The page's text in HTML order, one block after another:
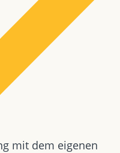
mit dem eigenen